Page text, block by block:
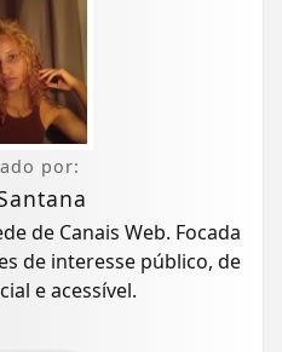
por:
de Canais Web. Focada
de interesse público, de
e acessível.